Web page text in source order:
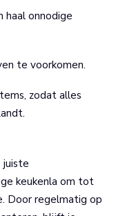
haal onnodige
te voorkomen.
zodat alles
keukenla om tot
Door regelmatig op